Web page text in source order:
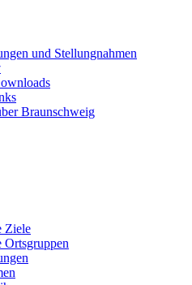
und Stellungnahmen
Braunschweig
Ziele
Ortsgruppen